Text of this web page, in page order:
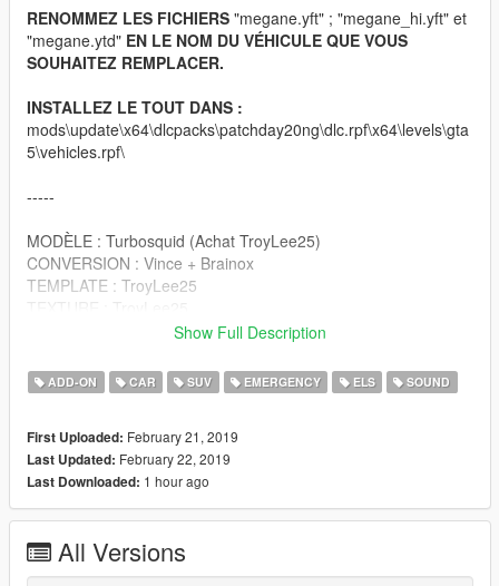
RENOMMEZ LES FICHIERS "megane.yft" ; "megane_hi.yft" et
"megane.ytd" EN LE NOM DU VÉHICULE QUE VOUS
SOUHAITEZ REMPLACER.
INSTALLEZ LE TOUT DANS :
mods\update\x64\dlcpacks\patchday20ng\dlc.rpf\x64\levels\gta
5\vehicles.rpf\
-----
MODÈLE : Turbosquid (Achat TroyLee25)
CONVERSION : Vince + Brainox
TEMPLATE : TroyLee25
-----
Bon jeu à tous.
Show Full Description
ADD-ON CAR SUV EMERGENCY ELS SOUND
First Uploaded: February 21, 2019
Last Updated: February 22, 2019
Last Downloaded: 1 hour ago
All Versions